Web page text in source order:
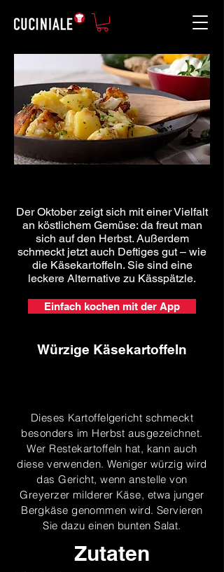
Der Oktober zeigt sich mit einer Vielfalt
an köstlichem Gemüse: da freut man
sich auf den Herbst. Außerdem
schmeckt jetzt auch Deftiges gut – wie
die Käsekartoffeln. Sie sind eine
leckere Alternative zu Kässpätzle.
Einfach kochen mit der App
Würzige Käsekartoffeln
Dieses Kartoffelgericht schmeckt
besonders im Herbst ausgezeichnet.
Wer Restekartoffeln hat, kann auch
diese verwenden. Weniger würzig wird
das Gericht, wenn anstelle von
Greyerzer milderer Käse, etwa junger
Bergkäse genommen wird. Servieren
Sie dazu einen bunten Salat.
Zutaten